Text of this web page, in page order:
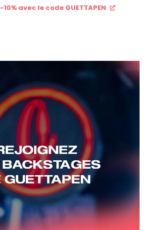
-10% avec le code GUETTAPEN